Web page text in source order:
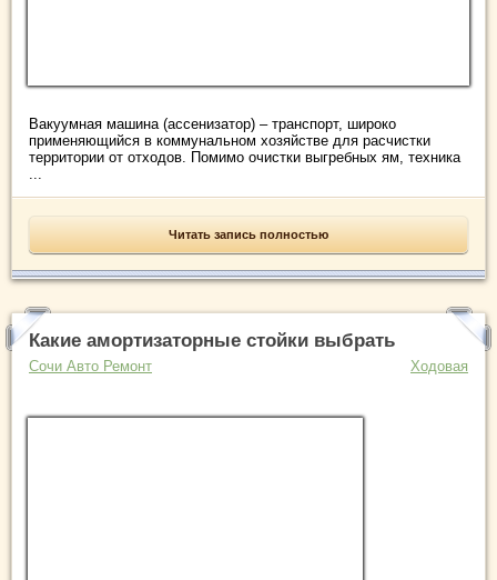
Вакуумная машина (ассенизатор) – транспорт, широко
применяющийся в коммунальном хозяйстве для расчистки
территории от отходов. Помимо очистки выгребных ям, техника
...
Читать запись полностью
Какие амортизаторные стойки выбрать
Сочи Авто Ремонт Ходовая